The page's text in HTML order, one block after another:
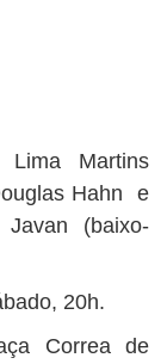
Martins
Hahn e
(baixo-
20h.
Correa de